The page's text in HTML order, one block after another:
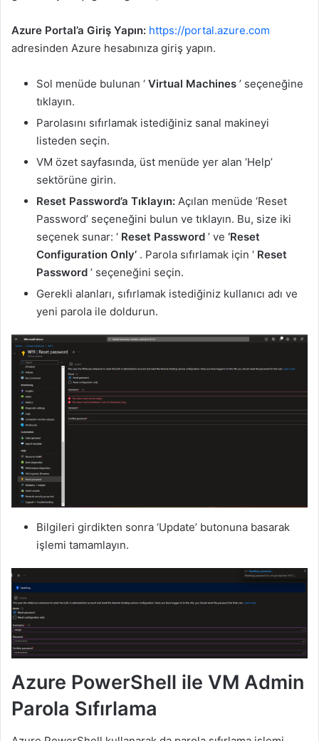
Azure Portal’a Giriş Yapın: https://portal.azure.com
adresinden Azure hesabınıza giriş yapın.
Sol menüde bulunan ‘ Virtual Machines ’ seçeneğine
tıklayın.
Parolasını sıfırlamak istediğiniz sanal makineyi
listeden seçin.
VM özet sayfasında, üst menüde yer alan ‘Help’
sektörüne girin.
Reset Password’a Tıklayın: Açılan menüde ‘Reset
Password’ seçeneğini bulun ve tıklayın. Bu, size iki
seçenek sunar: ‘ Reset Password ’ ve ‘Reset
Configuration Only’ . Parola sıfırlamak için ‘ Reset
Password ’ seçeneğini seçin.
Gerekli alanları, sıfırlamak istediğiniz kullanıcı adı ve
yeni parola ile doldurun.
Bilgileri girdikten sonra ‘Update’ butonuna basarak
işlemi tamamlayın.
Azure PowerShell ile VM Admin
Parola Sıfırlama